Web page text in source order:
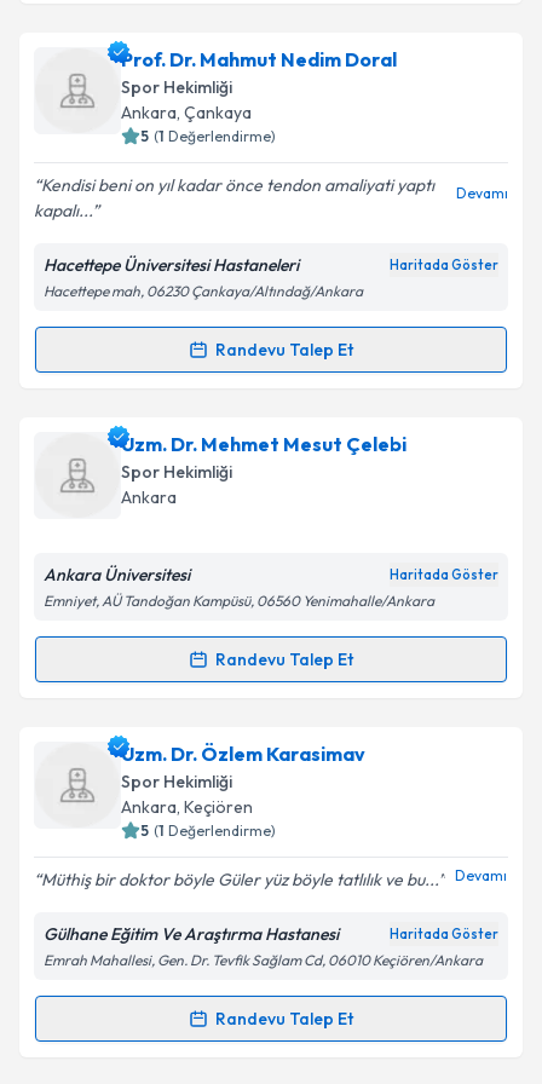
Uzm. Dr. Aydan Örsçelikiçin randevu takvimi talebi
oluşturun. Size bu uzmandan randevu almanız için bir
takvim hazırlandığında e-posta ile bilgilendireceğiz.
Kişisel verilerimin işlenmesine ilişkin
Aydınlatma
Metni'ni okudum ve kişisel verilerimin belirtilen
kapsamda işlenmesini kabul ediyorum.
Prof. Dr. Mahmut Nedim Doral
Spor Hekimliği
Ankara, Çankaya
5 (1 Değerlendirme)
Kendisi beni on yıl kadar önce tendon amaliyati yaptı
kapalı...
Devamı
Hacettepe Üniversitesi Hastaneleri Haritada Göster
Hacettepe mah, 06230 Çankaya/Altındağ/Ankara
Randevu Talep Et
Randevu Takvimi Talebi
Prof. Dr. Mahmut Nedim Doraliçin randevu takvimi
talebi oluşturun. Size bu uzmandan randevu almanız
için bir takvim hazırlandığında e-posta ile
E-posta Adresiniz
Kişisel verilerimin işlenmesine ilişkinAydınlatma
kapsamda işlenmesini kabul ediyorum.
Takvim Talebini Gönder
Uzm. Dr. Mehmet Mesut Çelebi
Spor Hekimliği
Ankara
Ankara Üniversitesi Haritada Göster
Emniyet, AÜ Tandoğan Kampüsü, 06560 Yenimahalle/Ankara
Randevu Talep Et
Randevu Takvimi Talebi
Uzm. Dr. Mehmet Mesut Çelebiiçin randevu takvimi
talebi oluşturun. Size bu uzmandan randevu almanız
için bir takvim hazırlandığında e-posta ile
bilgilendireceğiz.
E-posta Adresiniz
Kişisel verilerimin işlenmesine ilişkinAydınlatma
'ni okudum ve kişisel verilerimin belirtilen
kapsamda işlenmesini kabul ediyorum.
Uzm. Dr. Özlem Karasimav
Spor Hekimliği
Ankara, Keçiören
5 (1 Değerlendirme)
Müthiş bir doktor böyle Güler yüz böyle tatlılık ve bu... Devamı
Gülhane Eğitim Ve Araştırma Hastanesi Haritada Göster
Emrah Mahallesi, Gen. Dr. Tevfik Sağlam Cd, 06010 Keçiören/Ankara
Randevu Talep Et
Randevu Takvimi Talebi